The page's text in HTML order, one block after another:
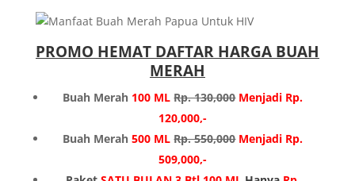
PROMO HEMAT DAFTAR HARGA BUAH
MERAH
Buah Merah 100 ML Rp. 130,000 Menjadi Rp.
120,000,-
Buah Merah 500 ML Rp. 550,000 Menjadi Rp.
509,000,-